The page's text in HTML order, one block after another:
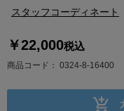
スタッフコーディネート
￥22,000税込
商品コード 0324-8-16400